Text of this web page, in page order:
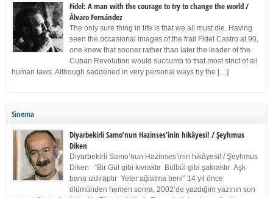
Fidel: A man with the courage to try to change the world /
Álvaro Fernández
The only sure thing in life is that we all must die. Having
seen the occasional images of the frail Fidel Castro at 90,
one knew that sooner rather than later the leader of the
Cuban Revolution would succumb to that most strict of all
human laws. Although saddened in very personal ways by the […]
Sinema
Diyarbekirli Samo’nun Hazinses’inin hikâyesi! / Şeyhmus
Diken
Diyarbekirli Samo’nun Hazinses’inin hikâyesi! / Şeyhmus
Diken “Bir Gül gibi kıvraktır Bülbül gibi şakraktır Aşk
bana ızdıraptır Yeter ağlatma beni” 14 yıl önce
ölümünden hemen sonra, 2002’de yazdığım yazının son